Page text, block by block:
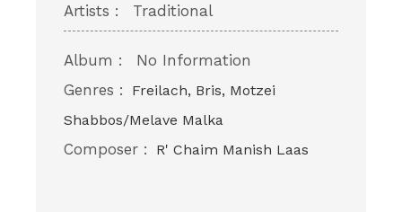
Artists : Traditional
Album :
No Information
Genres :
Freilach, Bris, Motzei
Shabbos/Melave Malka
Composer : R' Chaim Manish Laas